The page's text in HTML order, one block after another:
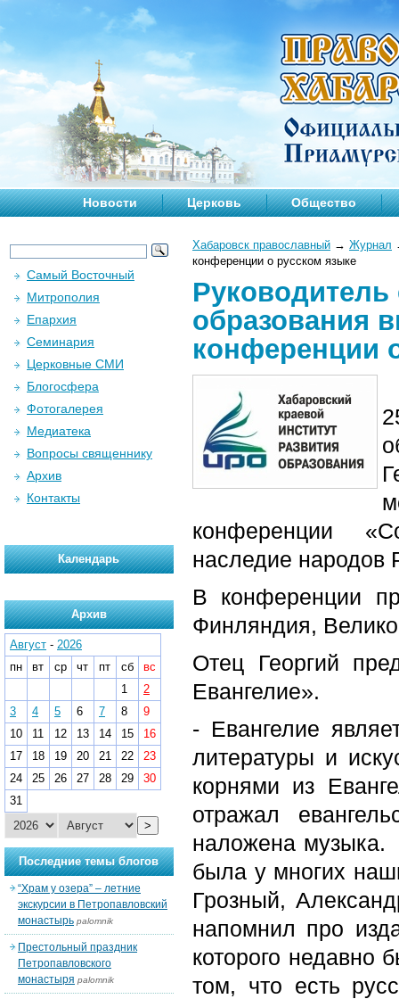
Новости Церковь Общество
Хабаровск православный → Журнал
конференции о русском языке
образования
конференции
конференции
наследие народов
В конференции
Финляндия,
Отец Георгий
Евангелие».
- Евангелие
литературы и
корнями из
отражал
наложена музыка.
была у многих
Грозный,
напомнил про
которого недавно
том, что есть
Самый Восточный
Митрополия
Епархия
Семинария
Церковные СМИ
Блогосфера
Фотогалерея
Медиатека
Вопросы священнику
Архив
Контакты
Календарь
Архив
Август - 2026
пн
вт ср чт пт сб
вс
1
2
3
4 5 6 7 8
9
10
11 12 13 14 15
16
17
18 19 20 21 22
23
24
25 26 27 28 29
30
31
>
Последние темы блогов
“Храм у озера” – летние
экскурсии в Петропавловский
монастырь palomnik
Престольный праздник
Петропавловского
монастыря palomnik